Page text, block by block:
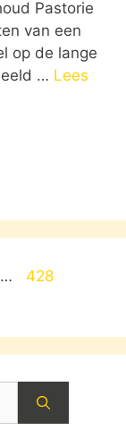
Pastorie
van een
op de lange
… Lees
… Pagina
428